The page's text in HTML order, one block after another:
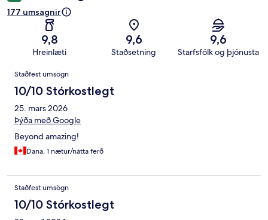
177 umsagnir
9,8
Hreinlæti
9,6
Staðsetning
9,6
Starfsfólk og þjónusta
Umsagnir
Staðfest umsögn
10/10 Stórkostlegt
25. mars 2026
Þýða með Google
Beyond amazing!
Dana, 1 nætur/nátta ferð
Staðfest umsögn
10/10 Stórkostlegt